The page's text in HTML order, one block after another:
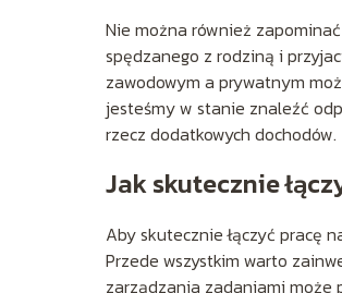
Nie można również
spędzanego z rodziną i
zawodowym a prywatnym
jesteśmy w stanie znaleźć
rzecz dodatkowych dochodów.
Jak skutecznie
Aby skutecznie łączyć pracę
Przede wszystkim warto
zarządzania zadaniami może